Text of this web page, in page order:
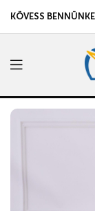
KÖVESS